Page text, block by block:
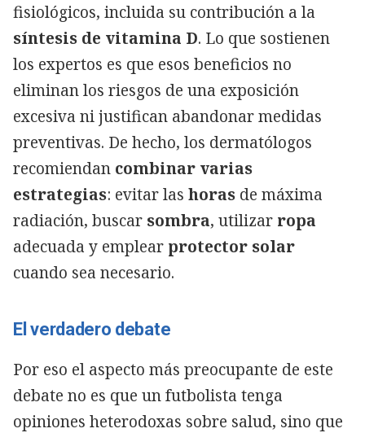
fisiológicos, incluida su contribución a la
síntesis de vitamina D. Lo que sostienen
los expertos es que esos beneficios no
eliminan los riesgos de una exposición
excesiva ni justifican abandonar medidas
preventivas. De hecho, los dermatólogos
recomiendan combinar varias
estrategias: evitar las horas de máxima
radiación, buscar sombra, utilizar ropa
adecuada y emplear protector solar
cuando sea necesario.
El verdadero debate
Por eso el aspecto más preocupante de este
debate no es que un futbolista tenga
opiniones heterodoxas sobre salud, sino que